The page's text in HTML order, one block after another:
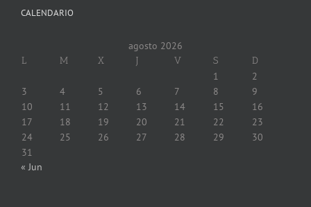
CALENDARIO
agosto 2026
L M X J V S D
1
2
3
4 5 6 7 8
9
10
11 12 13 14 15
16
17
18 19 20 21 22
23
24
25 26 27 28 29
30
31
« Jun